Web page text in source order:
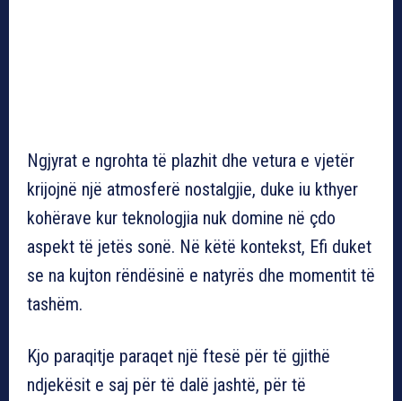
Ngjyrat e ngrohta të plazhit dhe vetura e vjetër
krijojnë një atmosferë nostalgjie, duke iu kthyer
kohërave kur teknologjia nuk domine në çdo
aspekt të jetës sonë. Në këtë kontekst, Efi duket
se na kujton rëndësinë e natyrës dhe momentit të
tashëm.
Kjo paraqitje paraqet një ftesë për të gjithë
ndjekësit e saj për të dalë jashtë, për të